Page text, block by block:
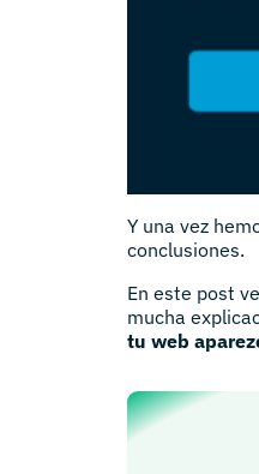
Y una vez
conclusiones.
En este post
mucha
tu web